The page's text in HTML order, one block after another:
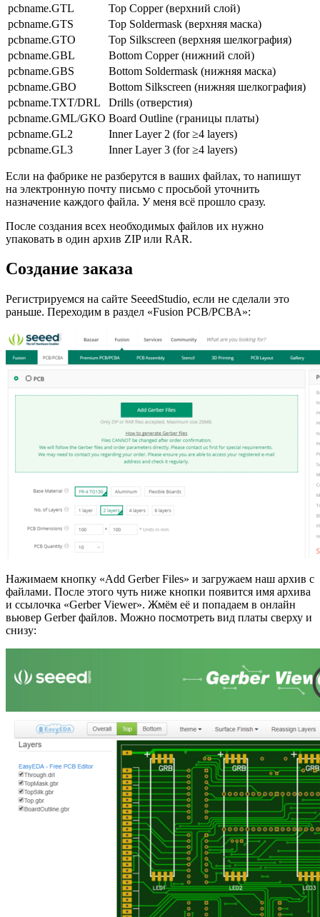
pcbname.GTL
Top Copper (верхний слой)
pcbname.GTS
Top Soldermask (верхняя маска)
pcbname.GTO
Top Silkscreen (верхняя шелкография)
pcbname.GBL
Bottom Copper (нижний слой)
pcbname.GBS
Bottom Soldermask (нижняя маска)
pcbname.GBO
Bottom Silkscreen (нижняя шелкография)
pcbname.TXT/DRL
Drills (отверстия)
pcbname.GML/GKO Board Outline (границы платы)
pcbname.GL2
Inner Layer 2 (for ≥4 layers)
pcbname.GL3
Inner Layer 3 (for ≥4 layers)
Если на фабрике не разберутся в ваших файлах, то напишут
на электронную почту письмо с просьбой уточнить
назначение каждого файла. У меня всё прошло сразу.
После создания всех необходимых файлов их нужно
упаковать в один архив ZIP или RAR.
Создание заказа
Регистрируемся на сайте SeeedStudio, если не сделали это
раньше. Переходим в раздел «Fusion PCB/PCBA»:
Нажимаем кнопку «Add Gerber Files» и загружаем наш архив с
файлами. После этого чуть ниже кнопки появится имя архива
и ссылочка «Gerber Viewer». Жмём её и попадаем в онлайн
вьювер Gerber файлов. Можно посмотреть вид платы сверху и
снизу: